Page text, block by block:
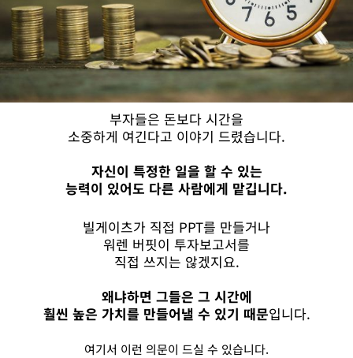
부자들은 돈보다 시간을
소중하게 여긴다고 이야기 드렸습니다.
자신이 특정한 일을 할 수 있는
능력이 있어도 다른 사람에게 맡깁니다.
빌게이츠가 직접 PPT를 만들거나
워렌 버핏이 투자보고서를
직접 쓰지는 않겠지요.
왜냐하면 그들은 그 시간에
훨씬 높은 가치를 만들어낼 수 있기 때문입니다.
여기서 이런 의문이 드실 수 있습니다.